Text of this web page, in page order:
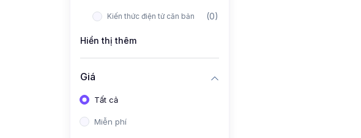
Kiến thức điện tử căn bản (0)
Hiển thị thêm
Giá
Tất cả
Miễn phí